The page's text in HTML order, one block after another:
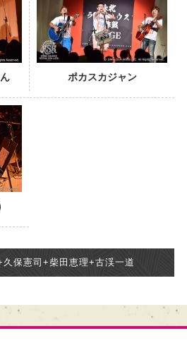
ポカスカジャン
保憲司+柴田恵理+古渓一道